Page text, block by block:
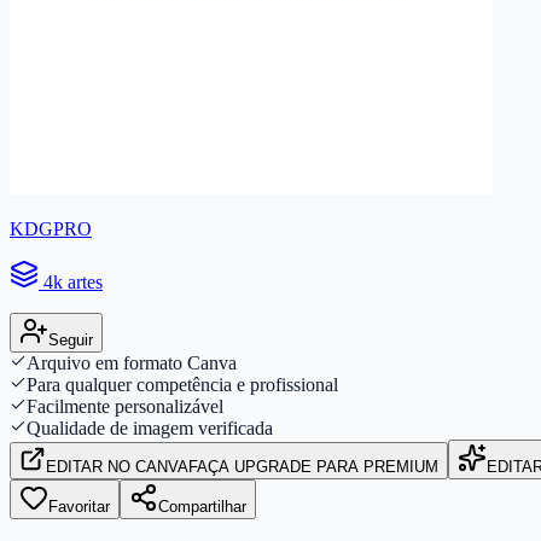
KDGPRO
4k artes
Seguir
Arquivo em formato Canva
Para qualquer competência e profissional
Facilmente personalizável
Qualidade de imagem verificada
EDITAR NO CANVAFAÇA UPGRADE PARA PREMIUM
Favoritar Compartilhar